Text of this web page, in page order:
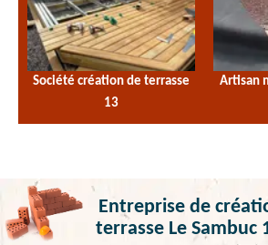
Société création de terrasse
13
Artisan
Entreprise de
terrasse Le Sambuc